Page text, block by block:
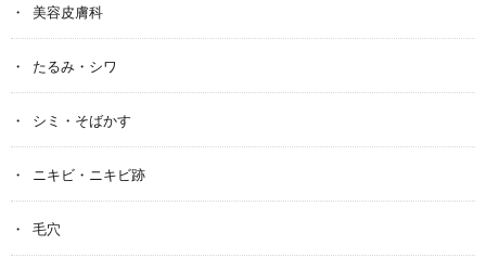
美容皮膚科
たるみ・シワ
シミ・そばかす
ニキビ・ニキビ跡
毛穴